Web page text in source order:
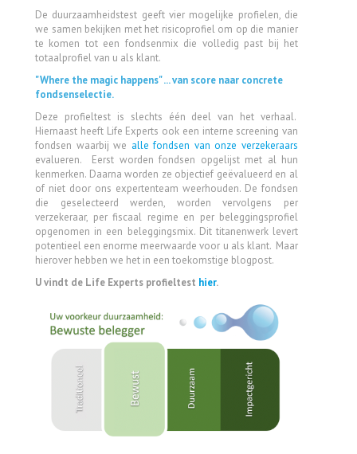
De duurzaamheidstest geeft vier mogelijke profielen, die
we samen bekijken met het risicoprofiel om op die manier
te komen tot een fondsenmix die volledig past bij het
totaalprofiel van u als klant.
"Where the magic happens" ... van score naar concrete
fondsenselectie.
Deze profieltest is slechts één deel van het verhaal.
Hiernaast heeft Life Experts ook een interne screening van
fondsen waarbij we alle fondsen van onze verzekeraars
evalueren. Eerst worden fondsen opgelijst met al hun
kenmerken. Daarna worden ze objectief geëvalueerd en al
of niet door ons expertenteam weerhouden. De fondsen
die geselecteerd werden, worden vervolgens per
verzekeraar, per fiscaal regime en per beleggingsprofiel
opgenomen in een beleggingsmix. Dit titanenwerk levert
potentieel een enorme meerwaarde voor u als klant. Maar
hierover hebben we het in een toekomstige blogpost.
U vindt de Life Experts profieltest hier.